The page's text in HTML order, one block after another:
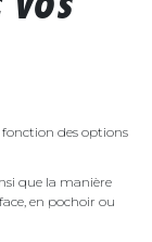
fonction des options
que la manière
en pochoir ou